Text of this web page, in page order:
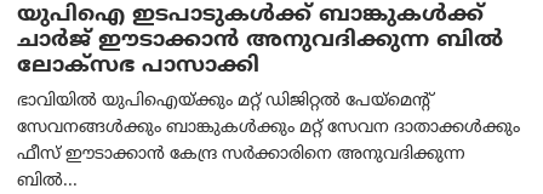
യുപിഐ ഇടപാടുകൾക്ക് ബാങ്കുകൾക്ക്
ചാർജ് ഈടാക്കാൻ അനുവദിക്കുന്ന ബിൽ
ലോക്‌സഭ പാസാക്കി
ഭാവിയിൽ യുപിഐയ്ക്കും മറ്റ് ഡിജിറ്റൽ പേയ്‌മെന്റ്
സേവനങ്ങൾക്കും ബാങ്കുകൾക്കും മറ്റ് സേവന ദാതാക്കൾക്കും
ഫീസ് ഈടാക്കാൻ കേന്ദ്ര സർക്കാരിനെ അനുവദിക്കുന്ന
ബിൽ...